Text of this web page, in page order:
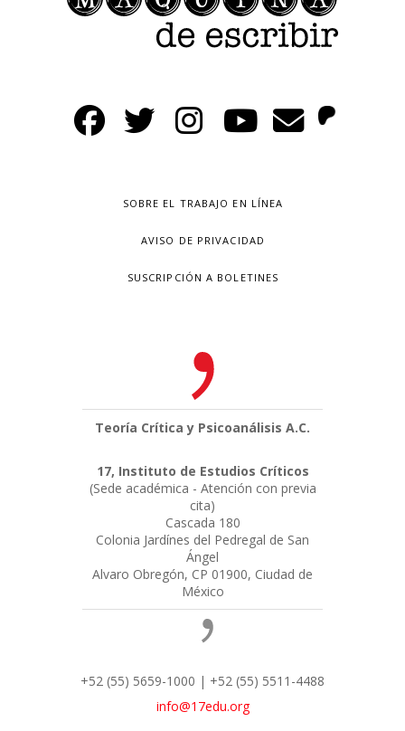
SOBRE EL TRABAJO EN LÍNEA
AVISO DE PRIVACIDAD
SUSCRIPCIÓN A BOLETINES
Teoría Crítica y Psicoanálisis A.C.
17, Instituto de Estudios Críticos
(Sede académica - Atención con previa
cita)
Cascada 180
Colonia Jardínes del Pedregal de San
Ángel
Alvaro Obregón, CP 01900, Ciudad de
México
+52 (55) 5659-1000 | +52 (55) 5511-4488
info@17edu.org